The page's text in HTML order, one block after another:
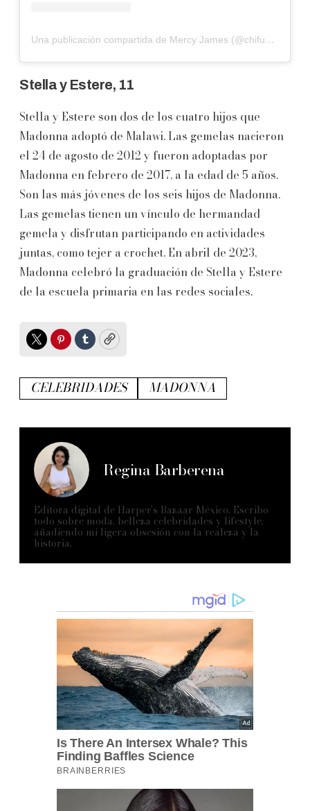
Una publicación compartida de Mercy James (@chifundo_james)
Stella y Estere, 11
Stella y Estere son dos de los cuatro hijos que
Madonna adoptó de Malawi. Las gemelas nacieron
el 24 de agosto de 2012 y fueron adoptadas por
Madonna en febrero de 2017, a la edad de 5 años.
Son las más jóvenes de los seis hijos de Madonna.
Las gemelas tienen un vínculo de hermandad
gemela y disfrutan participando en actividades
juntas, como tejer a crochet. En abril de 2023,
Madonna celebró la graduación de Stella y Estere
de la escuela primaria en las redes sociales.
TwitterPinterest
TumblrCopy
CELEBRIDADES MADONNA
Regina Barberena
Editora digital de Harper’s Bazaar México. Escribo
todo sobre moda, belleza celebridades y lifestyle,
añadiendo mi ligera obsesión con la realeza y la
historia.